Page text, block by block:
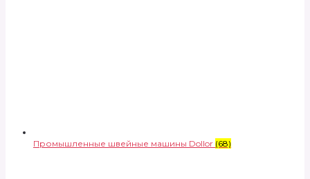
Промышленные швейные машины Dollor (68)